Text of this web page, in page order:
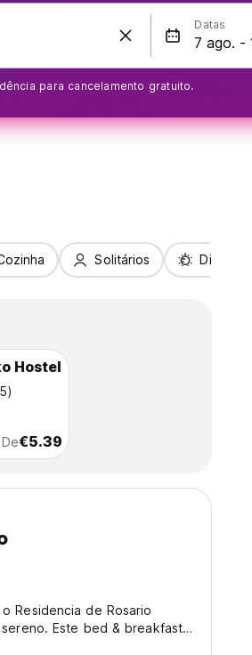
Datas
para cancelamento gratuito.
Solitários Diversão
Hostel
De€5.39
Residencia de Rosario
Este bed & breakfast